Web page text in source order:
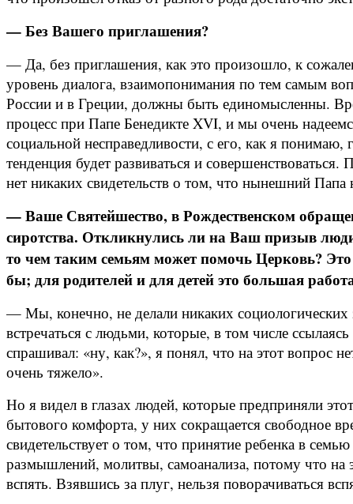
— Без Вашего приглашения?
— Да, без приглашения, как это произошло, к
уровень диалога, взаимопонимания по тем самым
России и в Греции, должны быть единомысленны.
процесс при Папе Бенедикте XVI, и мы очень
социальной несправедливости, с его, как я
тенденция будет развиваться и
нет никаких свидетельств о том, что нынешний
— Ваше Святейшество, в Рождественском
сиротства. Откликнулись ли на Ваш призыв
то чем таким семьям может помочь Церковь? Это
бы; для родителей и для детей это большая
— Мы, конечно, не делали никаких
встречаться с людьми, которые, в том числе
спрашивал: «ну, как?», я понял, что на этот вопрос
очень тяжело».
Но я видел в глазах людей, которые предприняли
бытового комфорта, у них сокращается свободное
свидетельствует о том, что принятие ребенка в
размышлений, молитвы, самоанализа, потому что на
вспять. Взявшись за плуг, нельзя поворачиваться